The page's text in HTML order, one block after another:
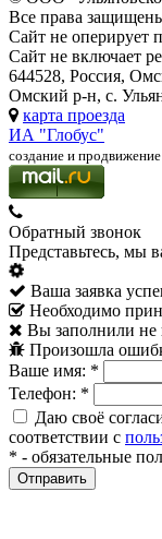
Все права
Сайт не оперирует
Сайт не включает
644528, Россия,
Омский р-н, с.
карта проезда
ИА "Глобус"
создание и продвижение
Обратный звонок
Представьтесь, мы
Ваша заявка
Необходимо
Вы заполнили не
Произошла
Ваше имя: *
Телефон: *
Даю своё
соответствии с
* - обязательные